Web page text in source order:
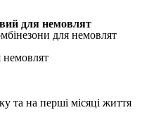
для немовлят
для немовлят
та на перші місяці життя